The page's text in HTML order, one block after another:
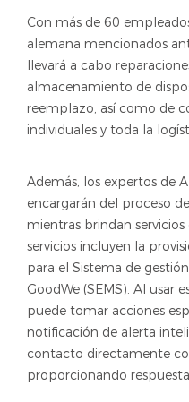
Con más de 60
alemana mencionados
llevará a cabo
almacenamiento de
reemplazo, así como de
individuales y toda la
Además, los expertos de
encargarán del proceso
mientras brindan
servicios incluyen la
para el Sistema de
GoodWe (SEMS). Al usar
puede tomar acciones
notificación de alerta
contacto directamente
proporcionando